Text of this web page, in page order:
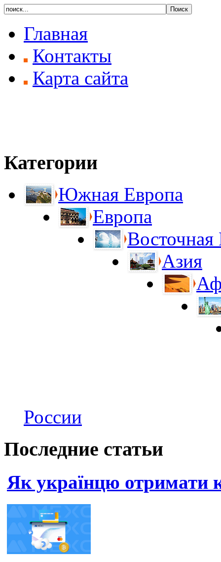
Главная
Контакты
Карта сайта
Категории
Южная Европа
Европа
Восточная
Азия
России
Последние статьи
Як українцю отримати